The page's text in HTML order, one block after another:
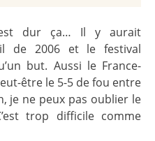
dur ça… Il y aurait
de 2006 et le festival
but. Aussi le France-
être le 5-5 de fou entre
je ne peux pas oublier le
trop difficile comme